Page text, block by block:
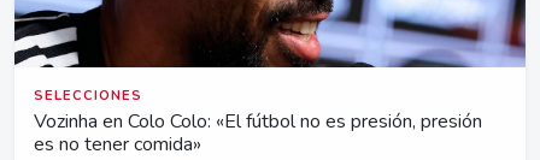
SELECCIONES
Vozinha en Colo Colo: «El fútbol no es presión, presión
es no tener comida»